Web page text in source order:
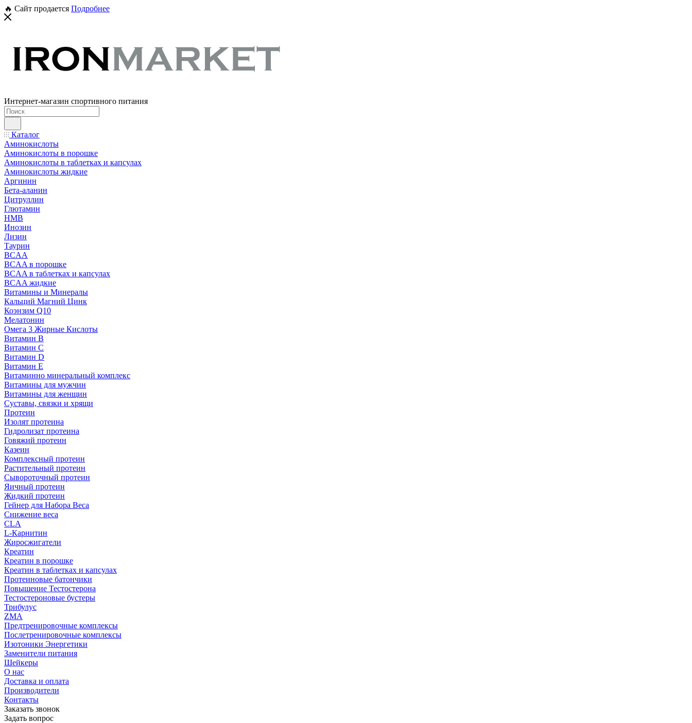
🔥 Сайт продается Подробнее
Интернет-магазин спортивного питания
Каталог
Аминокислоты
Аминокислоты в порошке
Аминокислоты в таблетках и капсулах
Аминокислоты жидкие
Аргинин
Бета-аланин
Цитруллин
Глютамин
HMB
Инозин
Лизин
Таурин
BCAA
BCAA в порошке
BCAA в таблетках и капсулах
BCAA жидкие
Витамины и Минералы
Кальций Магний Цинк
Коэнзим Q10
Мелатонин
Омега 3 Жирные Кислоты
Витамин B
Витамин C
Витамин D
Витамин E
Витаминно минеральный комплекс
Витамины для мужчин
Витамины для женщин
Суставы, связки и хрящи
Протеин
Изолят протеина
Гидролизат протеина
Говяжий протеин
Казеин
Комплексный протеин
Растительный протеин
Сывороточный протеин
Яичный протеин
Жидкий протеин
Гейнер для Набора Веса
Снижение веса
CLA
L-Карнитин
Жиросжигатели
Креатин
Креатин в порошке
Креатин в таблетках и капсулах
Протеиновые батончики
Повышение Тестостерона
Тестостероновые бустеры
Трибулус
ZMA
Предтренировочные комплексы
Послетренировочные комплексы
Изотоники Энергетики
Заменители питания
Шейкеры
О нас
Доставка и оплата
Производители
Контакты
Заказать звонок
Задать вопрос